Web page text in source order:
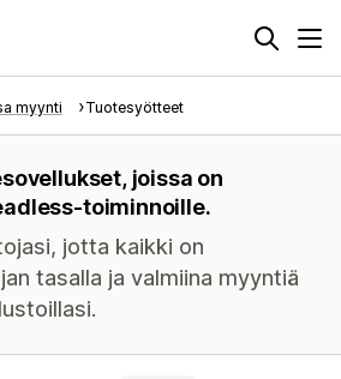
myynti Tuotesyötteet
joissa on
toiminnoille.
jotta kaikki on
tasalla ja valmiina myyntiä